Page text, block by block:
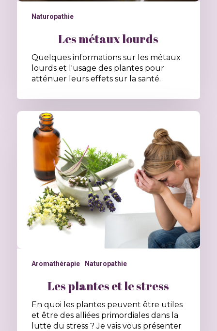
Naturopathie
Les métaux lourds
Quelques informations sur les métaux
lourds et l'usage des plantes pour
atténuer leurs effets sur la santé.
Aromathérapie Naturopathie
Les plantes et le stress
En quoi les plantes peuvent être utiles
et être des alliées primordiales dans la
lutte du stress ? Je vais vous présenter